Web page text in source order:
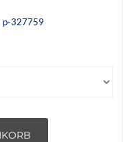
p-327759